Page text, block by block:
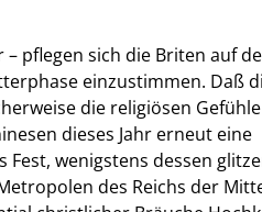
pflegen sich die Briten auf
einzustimmen. Daß
die religiösen
dieses Jahr erneut eine
Fest, wenigstens dessen
des Reichs der